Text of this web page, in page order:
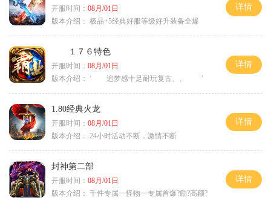
开服时间： 08月/01日
版本介绍： 极品+5经典好服等级好升装备全爆
详情
１７６特色
开服时间： 08月/01日
版本介绍：
‘ 追梦感十足耐玩复古、、 ’
详情
1.80经典火龙
开服时间： 08月/01日
版本介绍： 24小时活动不断，激情不断
详情
封神第二部
开服时间： 08月/01日
版本介绍： 千件专属一怪物一专属首爆?励?高额?
详情